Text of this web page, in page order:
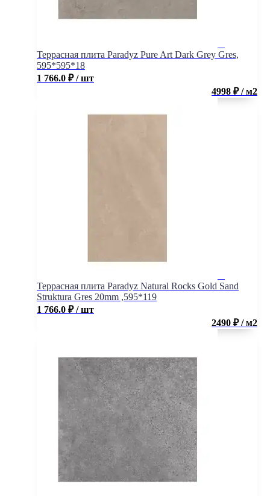
Террасная плита Paradyz Pure Art Dark Grey Gres,
595*595*18
1 766.0 ₽ / шт
4998 ₽ / м2
Террасная плита Paradyz Natural Rocks Gold Sand
Struktura Gres 20mm ,595*119
1 766.0 ₽ / шт
2490 ₽ / м2